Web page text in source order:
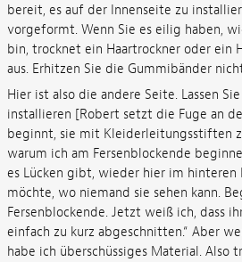
bereit, es auf der Innenseite zu
vorgeformt. Wenn Sie es eilig haben,
bin, trocknet ein Haartrockner oder ein
aus. Erhitzen Sie die Gummibänder
Hier ist also die andere Seite. Lassen
installieren [Robert setzt die Fuge an
beginnt, sie mit Kleiderleitungsstiften
warum ich am Fersenblockende
es Lücken gibt, wieder hier im hinteren
möchte, wo niemand sie sehen kann.
Fersenblockende. Jetzt weiß ich, dass
einfach zu kurz abgeschnitten.“ Aber
habe ich überschüssiges Material.